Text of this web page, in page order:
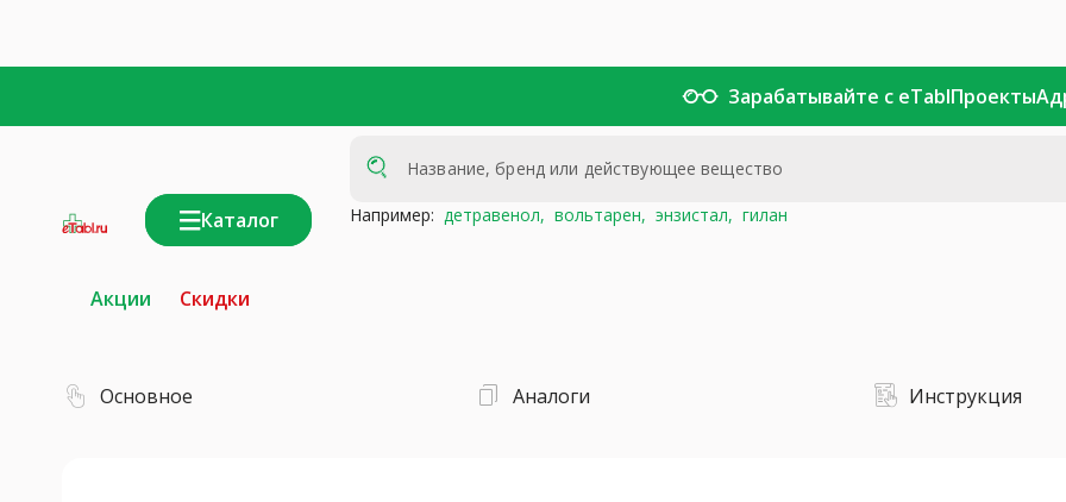
Зарабатывайте с eTablПроекты
Каталог Например: детравенол, вольтарен, энзистал, гилан
Акции Скидки
Основное Аналоги Инструкция